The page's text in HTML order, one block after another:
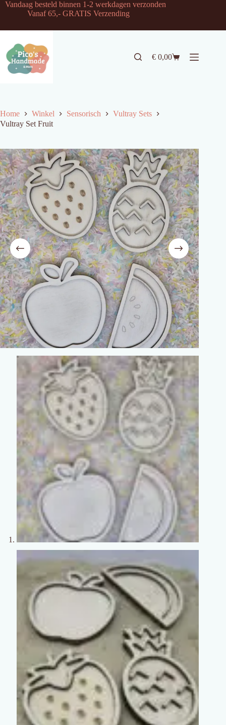
Ga
inhoud
Vandaag besteld binnen 1-2 werkdagen verzonden
Vanaf 65,- GRATIS Verzending
Winkelwagen
€ 0,00
Home Winkel Sensorisch
Vultray Sets
Vultray Set Fruit